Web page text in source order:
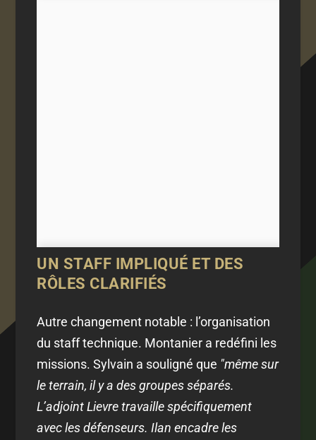
UN STAFF IMPLIQUÉ ET DES
RÔLES CLARIFIÉS
Autre changement notable : l’organisation
du staff technique. Montanier a redéfini les
missions. Sylvain a souligné que "même sur
le terrain, il y a des groupes séparés.
L’adjoint Lievre travaille spécifiquement
avec les défenseurs. Ilan encadre les